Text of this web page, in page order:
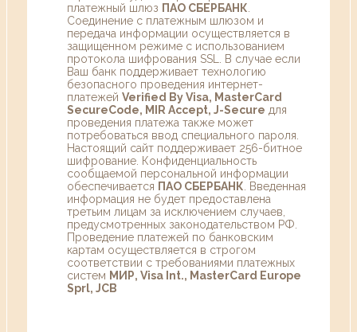
платежный шлюз ПАО СБЕРБАНК
Соединение с платежным шлюзом и
передача информации осуществляется в
защищенном режиме с использованием
протокола шифрования SSL. В случае если
Ваш банк поддерживает технологию
безопасного проведения интернет-
платежей Verified By Visa, MasterCard
SecureCode, MIR Accept, J-Secure для
проведения платежа также может
потребоваться ввод специального пароля.
Настоящий сайт поддерживает 256-битное
шифрование. Конфиденциальность
сообщаемой персональной информации
обеспечивается ПАО СБЕРБАНК . Введенная
информация не будет предоставлена
третьим лицам за исключением случаев,
предусмотренных законодательством РФ.
Проведение платежей по банковским
картам осуществляется в строгом
соответствии с требованиями платежных
систем МИР, Visa Int., MasterCard Europe
Sprl, JCB